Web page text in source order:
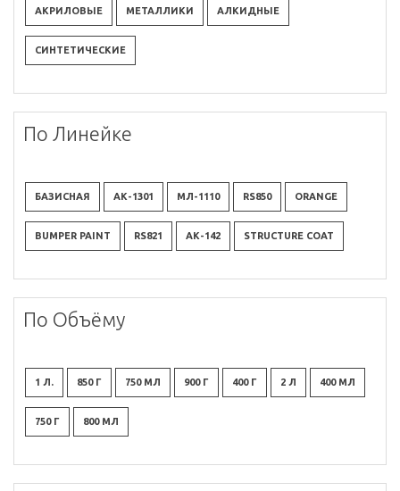
АКРИЛОВЫЕ МЕТАЛЛИКИ АЛКИДНЫЕ
СИНТЕТИЧЕСКИЕ
По Линейке
БАЗИСНАЯ АК-1301 МЛ-1110 RS850 ORANGE
BUMPER PAINT RS821 АК-142 STRUCTURE COAT
По Объёму
1 Л. 850 Г 750 МЛ 900 Г 400 Г 2 Л 400 МЛ
750 Г 800 МЛ